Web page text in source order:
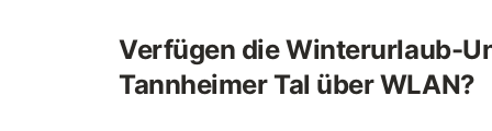
Verfügen die Winterurlaub-
Tannheimer Tal über WLAN?